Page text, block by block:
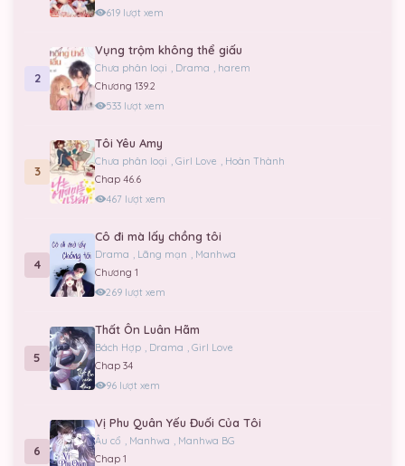
619 lượt xem
2
Vụng trộm không thể giấu
Chưa phân loại Drama
harem
Chương 139.2
533 lượt xem
3
Tôi Yêu Amy
Chưa phân loại Girl Love
Hoàn Thành
Chap 46.6
467 lượt xem
4
Cô đi mà lấy chồng tôi
Drama Lãng mạn
Manhwa
Chương 1
269 lượt xem
5
Thất Ôn Luân Hãm
Bách Hợp Drama
Girl Love
Chap 34
96 lượt xem
6
Vị Phu Quân Yếu Đuối Của Tôi
Âu cổ Manhwa
Manhwa BG
Chap 1